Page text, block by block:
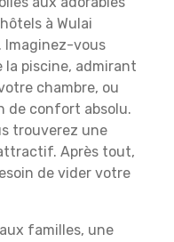
à Wulai
Imaginez-vous
piscine, admirant
chambre, ou
de confort absolu.
trouverez une
Après tout,
de vider votre
familles, une